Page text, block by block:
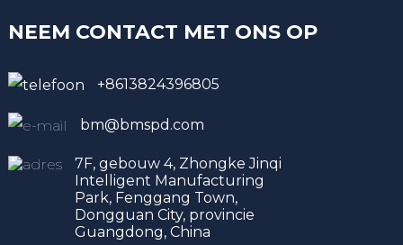
NEEM CONTACT MET ONS OP
+8613824396805
bm@bmspd.com
7F, gebouw 4, Zhongke Jinqi
Intelligent Manufacturing
Park, Fenggang Town,
Dongguan City, provincie
Guangdong, China